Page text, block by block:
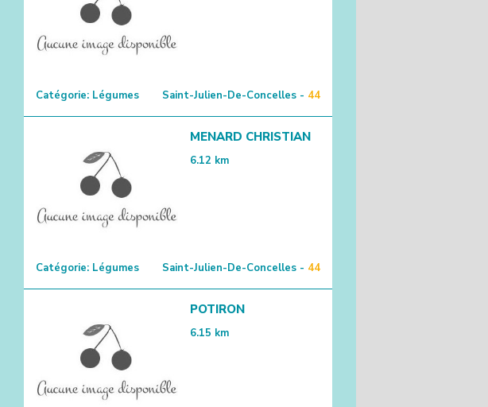
Catégorie: Légumes Saint-Julien-De-Concelles - 44
MENARD CHRISTIAN
6.12 km
Catégorie: Légumes Saint-Julien-De-Concelles - 44
POTIRON
6.15 km